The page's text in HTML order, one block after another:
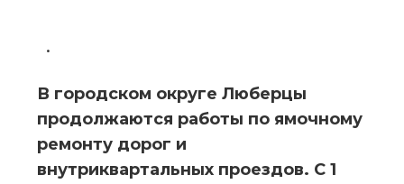
В городском округе Люберцы
продолжаются работы по ямочному
ремонту дорог и
внутриквартальных проездов. С 1